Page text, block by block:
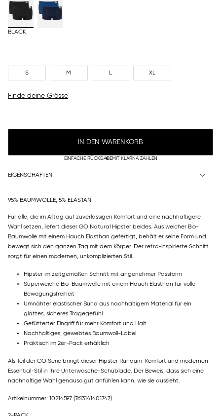
BLACK
S M L XL
Finde deine Grösse
IN DEN WARENKORB
EINFACHE RÜCKGABEMIT KLARNA ZAHLEN
EIGENSCHAFTEN
95% BAUMWOLLE, 5% ELASTAN
Für alle, die im Alltag auf zuverlässigen Komfort und eine nachhaltigere
Wahl setzen, liefert dieser GO Natural Hipster beides. Aus weicher Bio-
Baumwolle mit einem Hauch Elasthan gefertigt, behält er seine Form und
bewegt sich den ganzen Tag mit dem Körper. Der retro-inspirierte Schnitt
sorgt für einen modernen, unkomplizierten Stil.
Hipster im zeitgemäßen Schnitt mit angenehmer Passform
Superweiche Bio-Baumwolle mit einem Hauch Elasthan für volle
Bewegungsfreiheit
Umnähter elastischer Bund aus nachhaltigem Material für ein
glattes, sicheres Tragegefühl
Gefütterter Eingriff für mehr Komfort und Halt
Nachhaltiges, gewebtes Baumwoll-Label
Praktisch im 2er-Pack erhältlich
Als Teil der GO Serie bringt dieser Hipster Rundum-Komfort und modernen
Essential-Stil in Ihre Unterwäsche-Schublade. Der Beweis, dass sich eine
nachhaltige Wahl genauso gut anfühlen kann, wie sie aussieht.
Artikelnummer: 10214597 (7613141401747)